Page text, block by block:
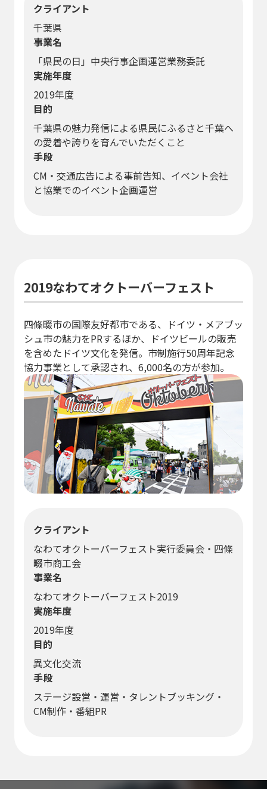
クライアント
千葉県
事業名
「県民の日」中央行事企画運営業務委託
実施年度
2019年度
目的
千葉県の魅力発信による県民にふるさと千葉へ
の愛着や誇りを育んでいただくこと
手段
CM・交通広告による事前告知、イベント会社
と協業でのイベント企画運営
2019なわてオクトーバーフェスト
四條畷市の国際友好都市である、ドイツ・メアブッ
シュ市の魅力をPRするほか、ドイツビールの販売
を含めたドイツ文化を発信。市制施行50周年記念
協力事業として承認され、6,000名の方が参加。
クライアント
なわてオクトーバーフェスト実行委員会・四條
畷市商工会
事業名
なわてオクトーバーフェスト2019
実施年度
2019年度
目的
異文化交流
手段
ステージ設営・運営・タレントブッキング・
CM制作・番組PR